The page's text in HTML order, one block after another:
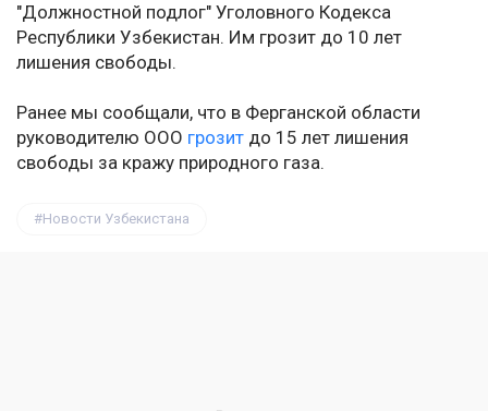
"Должностной подлог" Уголовного Кодекса
Республики Узбекистан. Им грозит до 10 лет
лишения свободы.
Ранее мы сообщали, что в Ферганской области
руководителю ООО грозит до 15 лет лишения
свободы за кражу природного газа.
Новости Узбекистана